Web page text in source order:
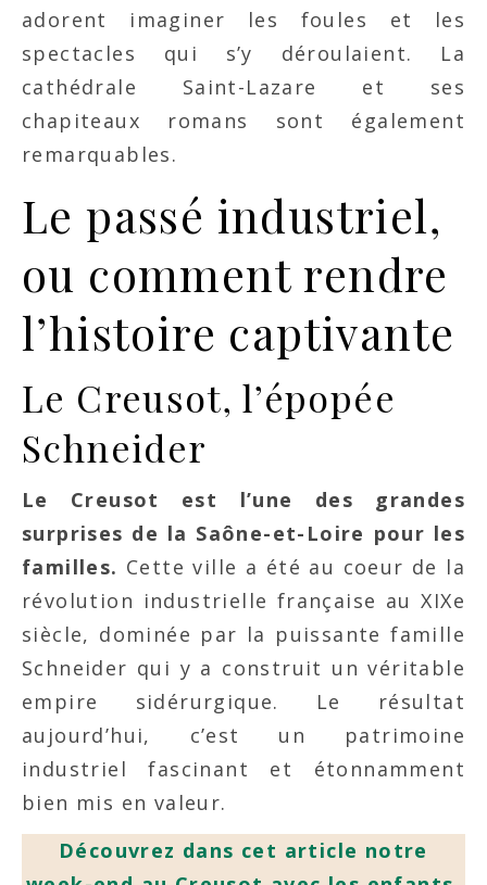
adorent imaginer les foules et les
spectacles qui s’y déroulaient. La
cathédrale Saint-Lazare et ses
chapiteaux romans sont également
remarquables.
Le passé industriel,
ou comment rendre
l’histoire captivante
Le Creusot, l’épopée
Schneider
Le Creusot est l’une des grandes
surprises de la Saône-et-Loire pour les
familles. Cette ville a été au coeur de la
révolution industrielle française au XIXe
siècle, dominée par la puissante famille
Schneider qui y a construit un véritable
empire sidérurgique. Le résultat
aujourd’hui, c’est un patrimoine
industriel fascinant et étonnamment
bien mis en valeur.
Découvrez dans cet article notre